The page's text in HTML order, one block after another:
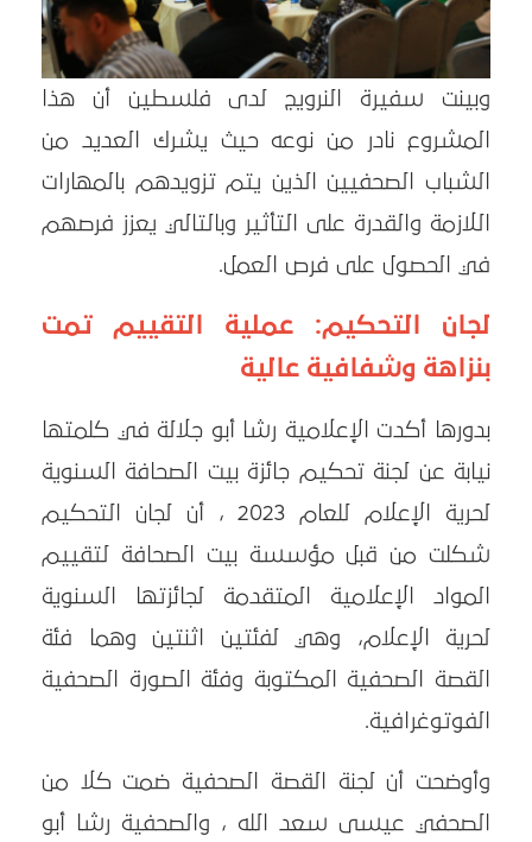
وبينت سفيرة النرويج لدى فلسطين أن هذا
المشروع نادر من نوعه حيث يشرك العديد من
الشباب الصحفيين الذين يتم تزويدهم بالمهارات
اللازمة والقدرة على التأثير وبالتالي يعزز فرصهم
في الحصول على فرص العمل.
لجان التحكيم: عملية التقييم تمت
بنزاهة وشفافية عالية
بدورها أكدت الإعلامية رشا أبو جلالة في كلمتها
نيابة عن لجنة تحكيم جائزة بيت الصحافة السنوية
لحرية الإعلام للعام 2023 ، أن لجان التحكيم
شكلت من قبل مؤسسة بيت الصحافة لتقييم
المواد الإعلامية المتقدمة لجائزتها السنوية
لحرية الإعلام، وهي لفئتين اثنتين وهما فئة
القصة الصحفية المكتوبة وفئة الصورة الصحفية
الفوتوغرافية.
وأوضحت أن لجنة القصة الصحفية ضمت كلا من
الصحفي عيسى سعد الله ، والصحفية رشا أبو